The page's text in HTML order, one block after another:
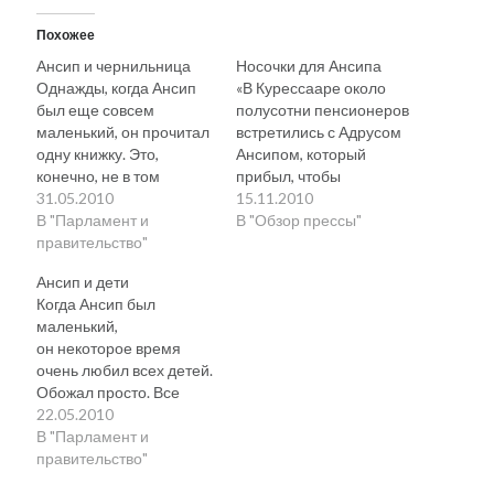
Похожее
Ансип и чернильница
Однажды, когда Ансип
был еще совсем
маленький, он прочитал
одну книжку. Это,
конечно, не в том
смысле одну, что одну-
единственную. Нет,
он их много больше
даже шесть, и уже очень
маленьким был жуть
какой начитанный.
Просто эта книжка очень
сильное влияние
оказала на становление
его несгибаемой
личности, вот в этом
смысле одну. Особенно
31.05.2010
В "Парламент и
правительство"
Носочки для Ансипа
«В Курессааре около
полусотни пенсионеров
встретились с Адрусом
Ансипом, который
прибыл, чтобы
разъяснить пожилым
людям ситуацию
15.11.2010
В "Обзор прессы"
Ансип и дети
Когда Ансип был
маленький,
он некоторое время
очень любил всех детей.
Обожал просто. Все
на это удивлялись даже.
«Какое, — качали
умиленно головами, —
22.05.2010
В "Парламент и
правительство"